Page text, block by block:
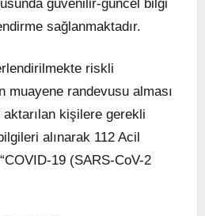
güvenilir-güncel bilgi
sağlanmaktadır.
riskli
muayene randevusu alması
kişilere gerekli
alınarak 112 Acil
19 (SARS-CoV-2